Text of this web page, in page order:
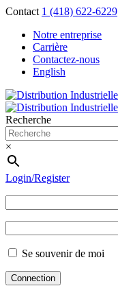
Contact 1 (418) 622-6229
Notre entreprise
Carrière
Contactez-nous
English
Recherche
×
Login/Register
Se souvenir de moi